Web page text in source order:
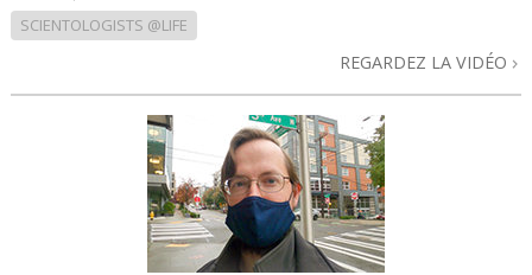
SCIENTOLOGISTS @LIFE
REGARDEZ LA VIDÉO